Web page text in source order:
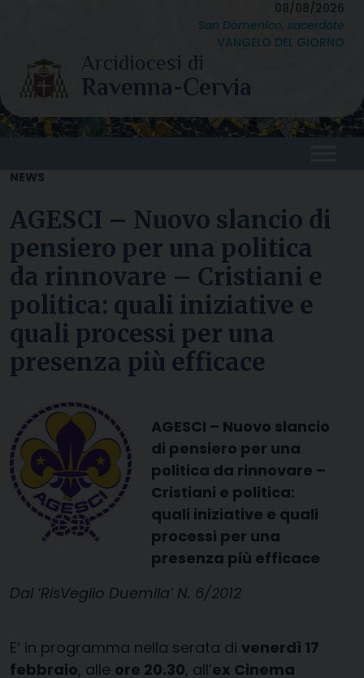
content
08/08/2026
San Domenico, sacerdote
VANGELO DEL GIORNO
NEWS
AGESCI – Nuovo slancio di
pensiero per una politica
da rinnovare – Cristiani e
politica: quali iniziative e
quali processi per una
presenza più efficace
AGESCI – Nuovo slancio
di pensiero per una
politica da rinnovare –
Cristiani e politica:
quali iniziative e quali
processi per una
presenza più efficace
Dal ‘RisVeglio Duemila’ N. 6/2012
E’ in programma nella serata di venerdì 17
febbraio, alle ore 20.30, all’ex Cinema